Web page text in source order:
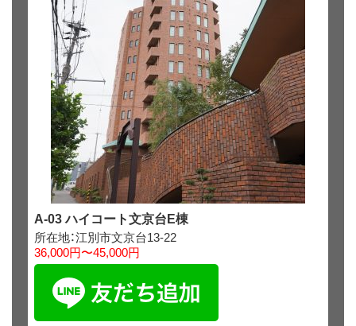
A-03 ハイコート文京台E棟
所在地：江別市文京台13-22
36,000円〜45,000円